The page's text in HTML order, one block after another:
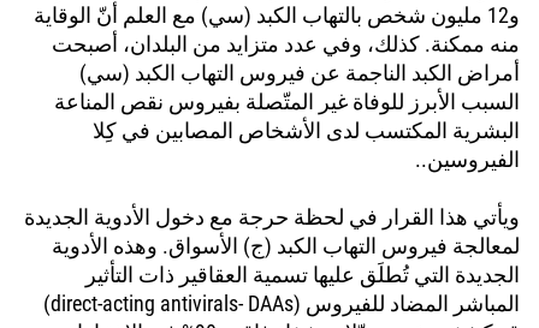
و12 مليون شخص بالتهاب الكبد (سي) مع العلم أنّ الوقاية
منه ممكنة. كذلك، وفي عدد متزايد من البلدان، أصبحت
أمراض الكبد الناجمة عن فيروس التهاب الكبد (سي)
السبب الأبرز للوفاة غير المتّصلة بفيروس نقص المناعة
البشرية المكتسب لدى الأشخاص المصابين في كِلا
الفيروسين..
ويأتي هذا القرار في لحظة حرجة مع دخول الأدوية الجديدة
لمعالجة فيروس التهاب الكبد (ج) الأسواق. وهذه الأدوية
الجديدة التي تُطلَق عليها تسمية العقاقير ذات التأثير
المباشر المضاد للفيروس (direct-acting antivirals- DAAs)